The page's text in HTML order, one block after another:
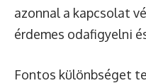
azonnal a kapcsolat
érdemes odafigyelni
Fontos különbséget